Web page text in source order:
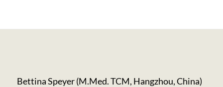
Bettina Speyer (M.Med. TCM, Hangzhou, China)